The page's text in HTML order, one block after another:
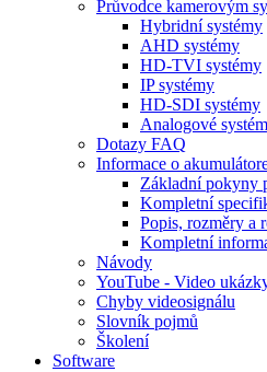
Průvodce kamerovým
Hybridní systémy
AHD systémy
HD-TVI systémy
IP systémy
HD-SDI systémy
Analogové
Dotazy FAQ
Informace o
Základní pokyny
Kompletní
Popis, rozměry a
Kompletní
Návody
YouTube - Video
Chyby videosignálu
Slovník pojmů
Školení
Software